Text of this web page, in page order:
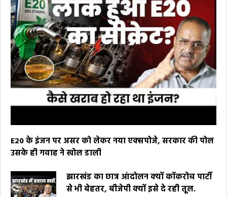
E20 के इंजन पर असर को लेकर नया एक्सपोजे, सरकार की पोल
उसके ही गवाह ने खोल डाली
झारखंड का छात्र आंदोलन क्यों कॉकरोच पार्टी
से भी बेहतर, बीजेपी क्यों इसे दे रही तूल.